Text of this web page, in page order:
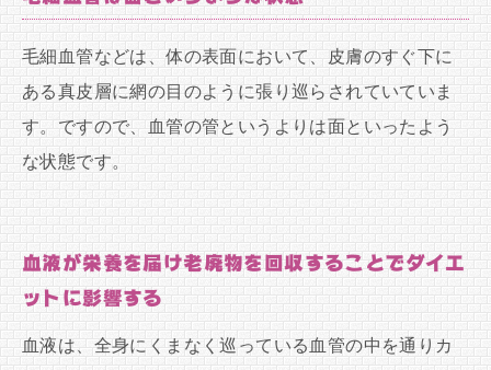
毛細血管などは、体の表面において、皮膚のすぐ下に
ある真皮層に網の目のように張り巡らされていていま
す。ですので、血管の管というよりは面といったよう
な状態です。
血液が栄養を届け老廃物を回収することでダイエ
ットに影響する
血液は、全身にくまなく巡っている血管の中を通りカ